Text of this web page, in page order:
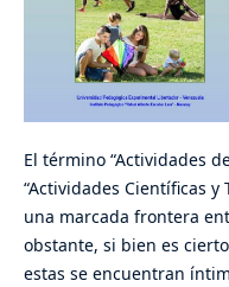
El término “Actividades
“Actividades Científicas
una marcada frontera
obstante, si bien es
estas se encuentran